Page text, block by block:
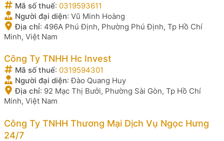
Mã số thuế: 0319593611
Người đại diện: Vũ Minh Hoàng
Địa chỉ: 496A Phú Định, Phường Phú Định, Tp Hồ Chí
Minh, Việt Nam
Công Ty TNHH Hc Invest
Mã số thuế: 0319594301
Người đại diện:Đào Quang Huy
Địa chỉ: 92 Mạc Thị Bưởi, Phường Sài Gòn, Tp Hồ Chí
Minh, Việt Nam
Công Ty TNHH Thương Mại Dịch Vụ Ngọc Hưng
24/7